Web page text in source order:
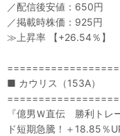
／配信後安値：650円
／掲載時株価：925円
≫上昇率 【+26.54％】
■ カウリス（153A）
『億男Ｗ直伝 勝利トレ
ド短期急騰！＋18.85％